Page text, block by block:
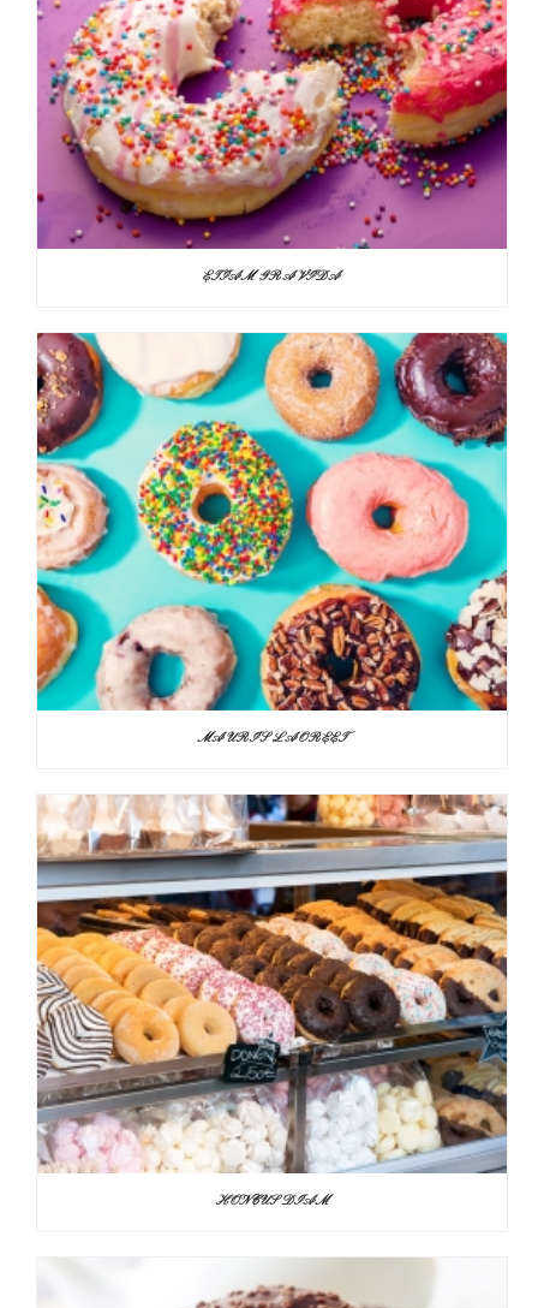
ETIAM GRAVIDA
MAURIS LAOREET
HONCUS DIAM